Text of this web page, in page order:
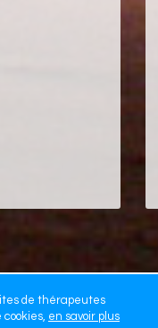
de thérapeutes
en savoir plus